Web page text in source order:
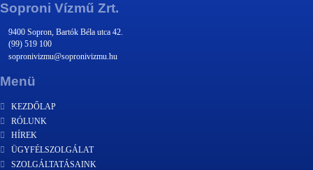
Soproni Vízmű Zrt.
9400 Sopron, Bartók Béla utca 42.
(99) 519 100
sopronivizmu@sopronivizmu.hu
Menü
KEZDŐLAP
RÓLUNK
HÍREK
ÜGYFÉLSZOLGÁLAT
SZOLGÁLTATÁSAINK